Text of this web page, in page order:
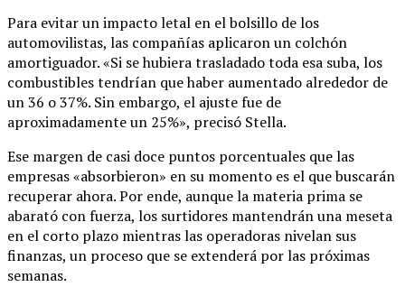
Para evitar un impacto letal en el bolsillo de los
automovilistas, las compañías aplicaron un colchón
amortiguador. «Si se hubiera trasladado toda esa suba, los
combustibles tendrían que haber aumentado alrededor de
un 36 o 37%. Sin embargo, el ajuste fue de
aproximadamente un 25%», precisó Stella.
Ese margen de casi doce puntos porcentuales que las
empresas «absorbieron» en su momento es el que buscarán
recuperar ahora. Por ende, aunque la materia prima se
abarató con fuerza, los surtidores mantendrán una meseta
en el corto plazo mientras las operadoras nivelan sus
finanzas, un proceso que se extenderá por las próximas
semanas.